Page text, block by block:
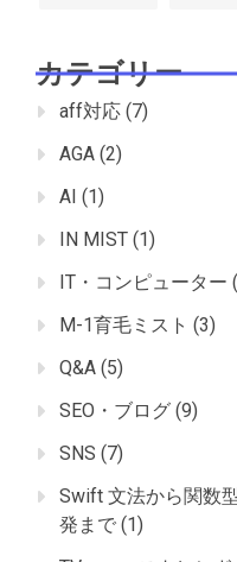
カテゴリー
aff対応 (7)
AGA (2)
AI (1)
IN MIST (1)
IT・コンピューター
M-1育毛ミスト (3)
Q&A (5)
SEO・ブログ (9)
SNS (7)
Swift 文法から関数
発まで (1)